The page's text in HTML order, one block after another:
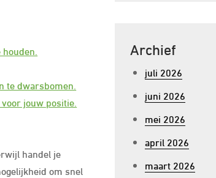
te dwarsbomen.
jouw positie.
handel je
om snel
Archief
juli 2026
juni 2026
mei 2026
april 2026
maart 2026